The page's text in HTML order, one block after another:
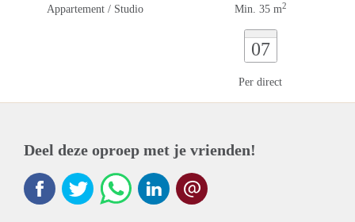
Appartement / Studio Min. 35 m2
07
Per direct
Deel deze oproep met je vrienden!